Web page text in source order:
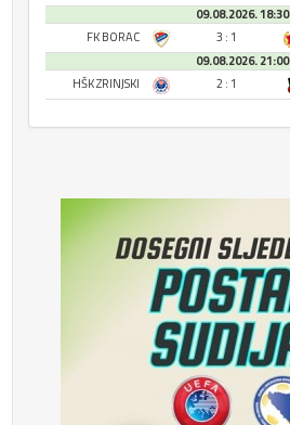
09.08.2026. 18:30
FK BORAC
3 : 1
09.08.2026. 21:00
HŠK ZRINJSKI
2 : 1